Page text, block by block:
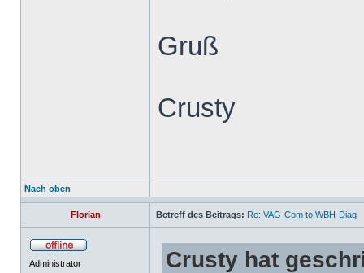
Gruß
Crusty
Nach oben
Florian Betreff des Beitrags: Re: VAG-Com to WBH-Diag
Administrator Crusty hat